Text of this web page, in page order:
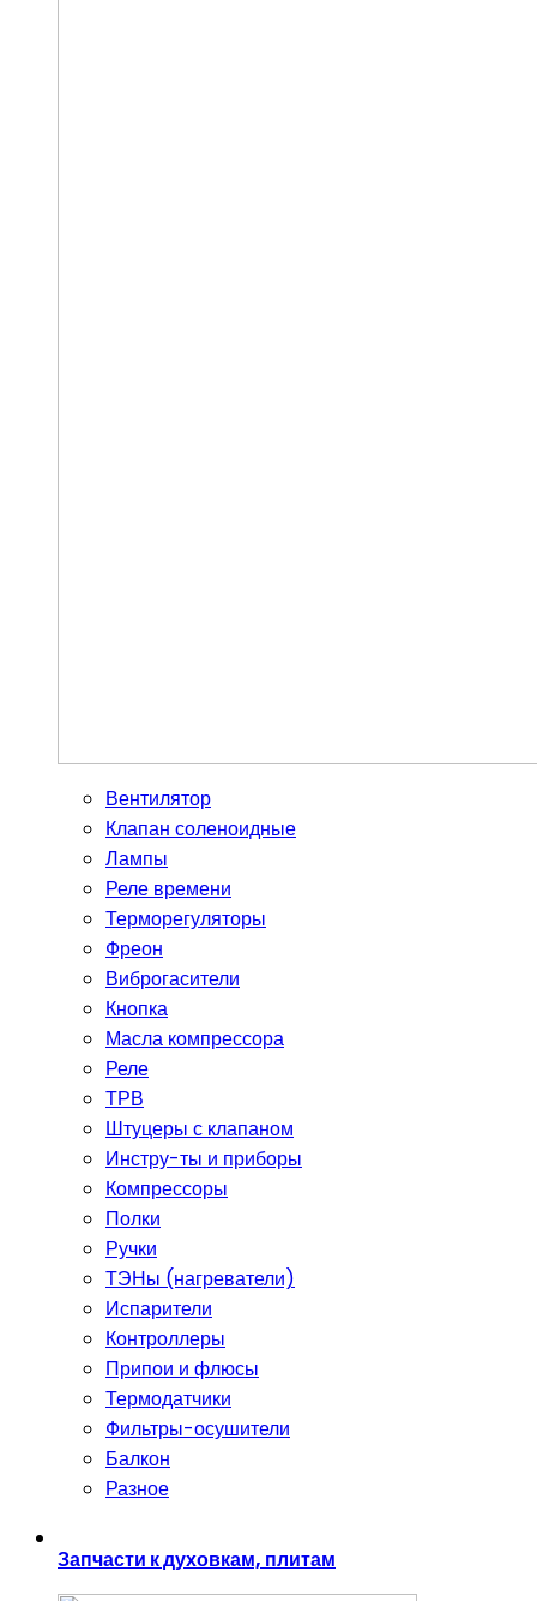
Вентилятор
Клапан соленоидные
Лампы
Реле времени
Терморегуляторы
Фреон
Виброгасители
Кнопка
Масла компрессора
Реле
ТРВ
Штуцеры с клапаном
Инстру-ты и приборы
Компрессоры
Полки
Ручки
ТЭНы (нагреватели)
Испарители
Контроллеры
Припои и флюсы
Термодатчики
Фильтры-осушители
Балкон
Разное
Запчасти к духовкам, плитам